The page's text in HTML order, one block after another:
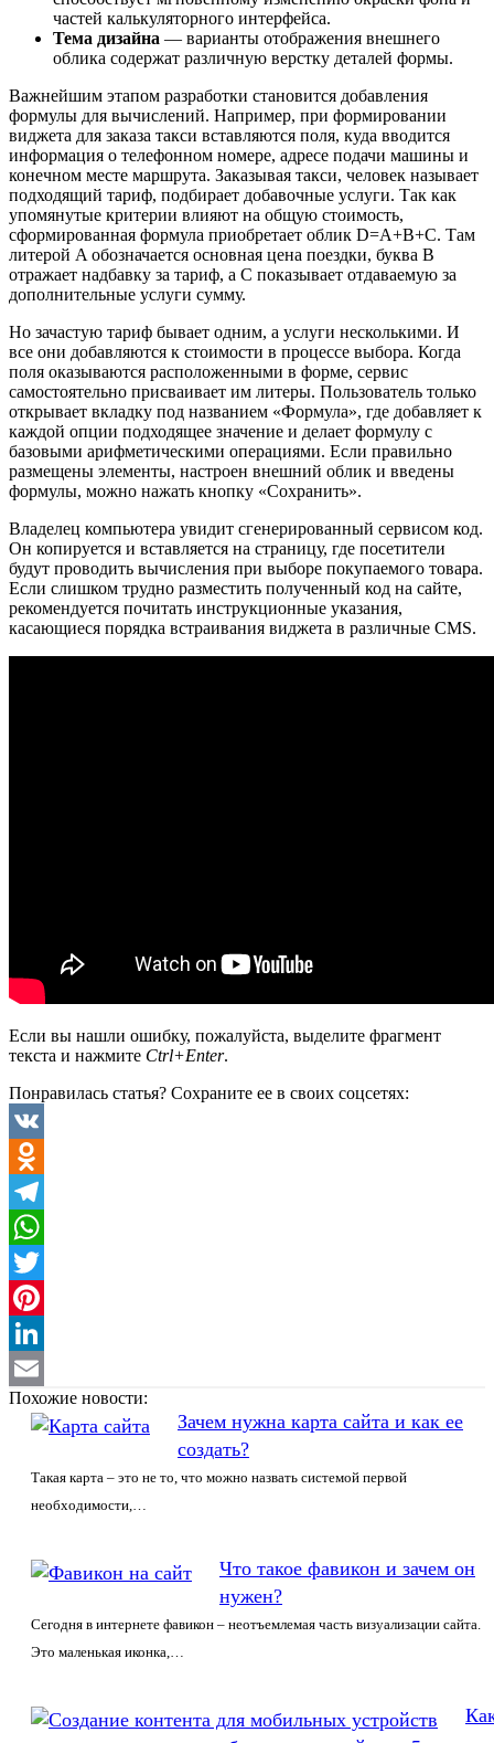
частей калькуляторного интерфейса.
Тема дизайна — варианты отображения внешнего
облика содержат различную верстку деталей формы.
Важнейшим этапом разработки становится добавления
формулы для вычислений. Например, при формировании
виджета для заказа такси вставляются поля, куда вводится
информация о телефонном номере, адресе подачи машины и
конечном месте маршрута. Заказывая такси, человек называет
подходящий тариф, подбирает добавочные услуги. Так как
упомянутые критерии влияют на общую стоимость,
сформированная формула приобретает облик D=A+B+C. Там
литерой A обозначается основная цена поездки, буква B
отражает надбавку за тариф, а C показывает отдаваемую за
дополнительные услуги сумму.
Но зачастую тариф бывает одним, а услуги несколькими. И
все они добавляются к стоимости в процессе выбора. Когда
поля оказываются расположенными в форме, сервис
самостоятельно присваивает им литеры. Пользователь только
открывает вкладку под названием «Формула», где добавляет к
каждой опции подходящее значение и делает формулу с
базовыми арифметическими операциями. Если правильно
размещены элементы, настроен внешний облик и введены
формулы, можно нажать кнопку «Сохранить».
Владелец компьютера увидит сгенерированный сервисом код.
Он копируется и вставляется на страницу, где посетители
будут проводить вычисления при выборе покупаемого товара.
Если слишком трудно разместить полученный код на сайте,
рекомендуется почитать инструкционные указания,
касающиеся порядка встраивания виджета в различные CMS.
Если вы нашли ошибку, пожалуйста, выделите фрагмент
текста и нажмите Ctrl+Enter.
Понравилась статья? Сохраните ее в своих соцсетях:
VK
Odnoklassniki
Telegram
WhatsApp
Twitter
Pinterest
LinkedIn
Email
Похожие новости:
Зачем нужна карта сайта и как ее
создать?
Такая карта – это не то, что можно назвать системой первой
необходимости,…
Что такое фавикон и зачем он
нужен?
Сегодня в интернете фавикон – неотъемлемая часть визуализации сайта.
Это маленькая иконка,…